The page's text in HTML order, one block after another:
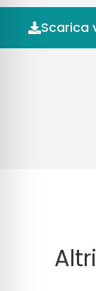
Scarica